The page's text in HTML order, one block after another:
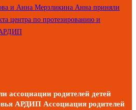
ассоциации родителей детей
АРДИП Ассоциация родителей